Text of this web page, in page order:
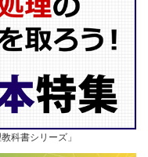
科書シリーズ」